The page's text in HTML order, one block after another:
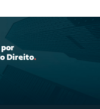
Direito.